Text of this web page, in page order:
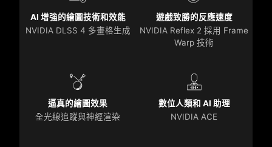
AI 增強的繪圖技術和效能
NVIDIA DLSS 4 多畫格生成
遊戲致勝的反應速度
NVIDIA Reflex 2 採用 Frame
Warp 技術
逼真的繪圖效果
全光線追蹤與神經渲染
數位人類和 AI 助理
NVIDIA ACE